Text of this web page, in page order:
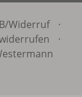
Widerruf
·
·